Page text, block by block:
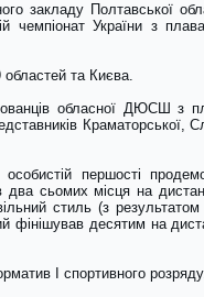
закладу Полтавської
чемпіонат України з
областей та Києва.
обласної ДЮСШ з
Краматорської,
першості
два сьомих місця на
стиль (з
десятим на
І спортивного